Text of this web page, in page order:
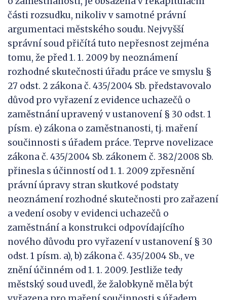
části rozsudku, nikoliv v samotné právní
argumentaci městského soudu. Nejvyšší
správní soud přičítá tuto nepřesnost zejména
tomu, že před 1. 1. 2009 by neoznámení
rozhodné skutečnosti úřadu práce ve smyslu §
27 odst. 2 zákona č. 435/2004 Sb. představovalo
důvod pro vyřazení z evidence uchazečů o
zaměstnání upravený v ustanovení § 30 odst. 1
písm. e) zákona o zaměstnanosti, tj. maření
součinnosti s úřadem práce. Teprve novelizace
zákona č. 435/2004 Sb. zákonem č. 382/2008 Sb.
přinesla s účinností od 1. 1. 2009 zpřesnění
právní úpravy stran skutkové podstaty
neoznámení rozhodné skutečnosti pro zařazení
a vedení osoby v evidenci uchazečů o
zaměstnání a konstrukci odpovídajícího
nového důvodu pro vyřazení v ustanovení § 30
odst. 1 písm. a), b) zákona č. 435/2004 Sb., ve
znění účinném od 1. 1. 2009. Jestliže tedy
městský soud uvedl, že žalobkyně měla být